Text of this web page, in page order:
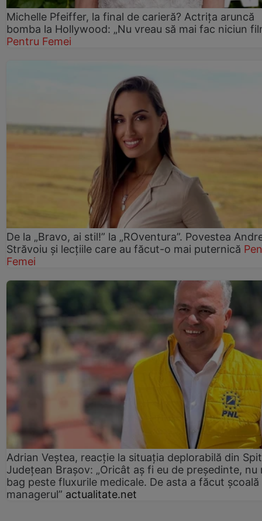
Michelle Pfeiffer, la final de carieră? Actrița aruncă
bomba la Hollywood: „Nu vreau să mai fac niciun
Pentru Femei
De la „Bravo, ai stil!” la „ROventura”. Povestea
Străvoiu și lecțiile care au făcut-o mai puternică
Femei
Adrian Veștea, reacție la situația deplorabilă din
Județean Brașov: „Oricât aș fi eu de președinte, nu
bag peste fluxurile medicale. De asta a făcut școală
managerul” actualitate.net